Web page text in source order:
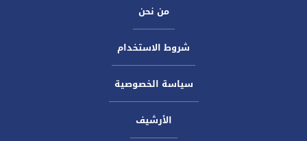
من نحن
شروط الاستخدام
سياسة الخصوصية
الأرشيف